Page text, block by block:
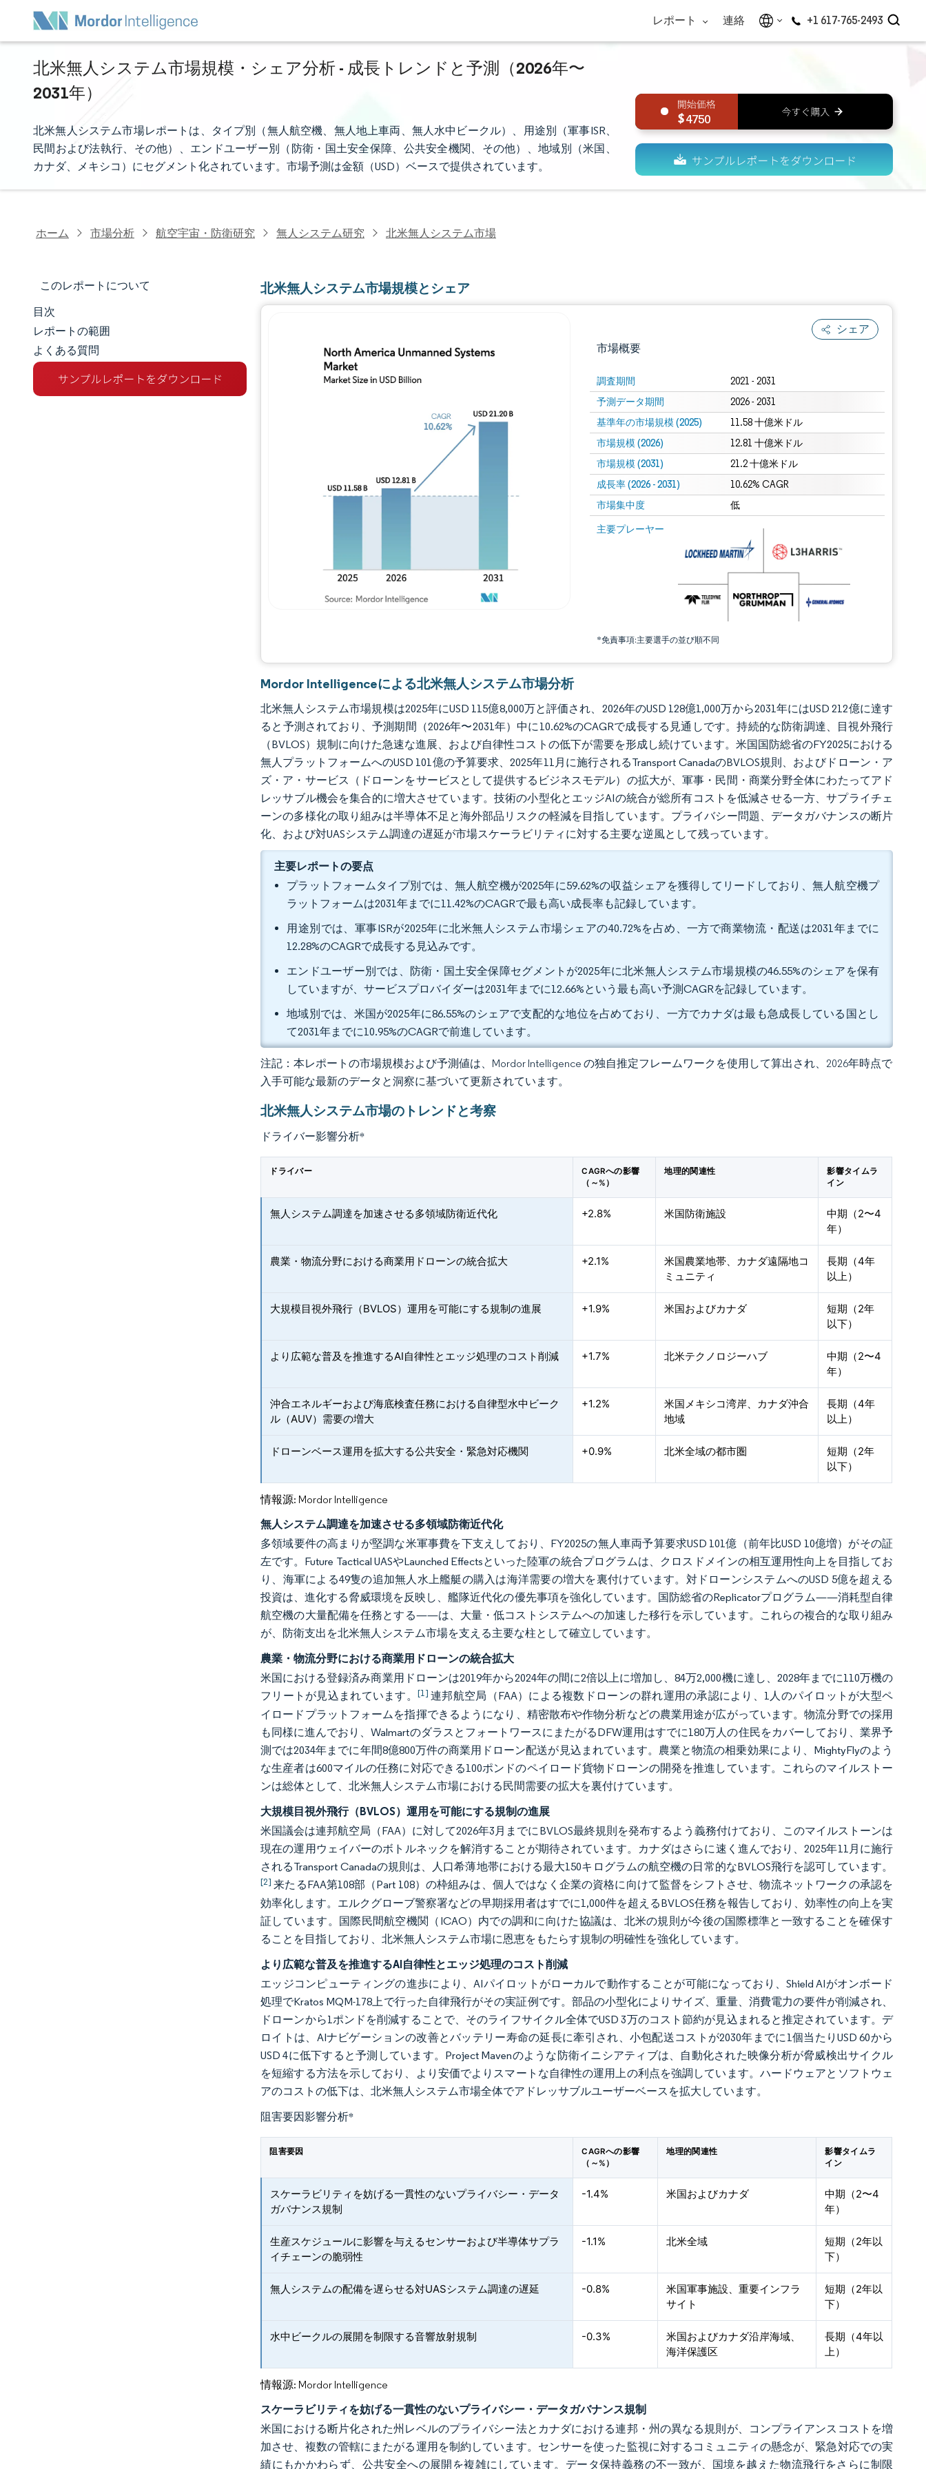
レポート 連絡 +1 617-765-2493
北米無人システム市場規模・シェア分析 - 成長トレンドと予測（2026年〜
2031年）
北米無人システム市場レポートは、タイプ別（無人航空機、無人地上車両、無人水中ビークル）、用途別（軍事ISR、
民間および法執行、その他）、エンドユーザー別（防衛・国土安全保障、公共安全機関、その他）、地域別（米国、
カナダ、メキシコ）にセグメント化されています。市場予測は金額（USD）ベースで提供されています。
4750
ホーム 市場分析 航空宇宙・防衛研究 無人システム研究 北米無人システム市場
このレポートについて
市場規模とシェア
市場分析
トレンドとインサイト
目次
レポートの範囲
よくある質問
北米無人システム市場規模とシェア
シェア
市場概要
調査期間 2021 - 2031
予測データ期間 2026 - 2031
基準年の市場規模 (2025) 11.58 十億米ドル
市場規模 (2026) 12.81 十億米ドル
市場規模 (2031) 21.2 十億米ドル
成長率 (2026 - 2031) 10.62% CAGR
市場集中度 低
主要プレーヤー
*免責事項:主要選手の並び順不同
画像 © Mordor Intelligence。再利用にはCC BY 4.0の表示が必要です。
画像 © Mordor Intelligence。再利用にはCC BY 4.0の表示が必要です。
Mordor Intelligenceによる北米無人システム市場分析
北米無人システム市場規模は2025年にUSD 115億8,000万と評価され、2026年のUSD 128億1,000万から2031年にはUSD 212億に達す
ると予測されており、予測期間（2026年〜2031年）中に10.62%のCAGRで成長する見通しです。持続的な防衛調達、目視外飛行
（BVLOS）規制に向けた急速な進展、および自律性コストの低下が需要を形成し続けています。米国国防総省のFY2025における
無人プラットフォームへのUSD 101億の予算要求、2025年11月に施行されるTransport CanadaのBVLOS規則、およびドローン・ア
ズ・ア・サービス（ドローンをサービスとして提供するビジネスモデル）の拡大が、軍事・民間・商業分野全体にわたってアド
レッサブル機会を集合的に増大させています。技術の小型化とエッジAIの統合が総所有コストを低減させる一方、サプライチェ
ーンの多様化の取り組みは半導体不足と海外部品リスクの軽減を目指しています。プライバシー問題、データガバナンスの断片
化、および対UASシステム調達の遅延が市場スケーラビリティに対する主要な逆風として残っています。
主要レポートの要点
プラットフォームタイプ別では、無人航空機が2025年に59.62%の収益シェアを獲得してリードしており、無人航空機プ
ラットフォームは2031年までに11.42%のCAGRで最も高い成長率も記録しています。
用途別では、軍事ISRが2025年に北米無人システム市場シェアの40.72%を占め、一方で商業物流・配送は2031年までに
12.28%のCAGRで成長する見込みです。
エンドユーザー別では、防衛・国土安全保障セグメントが2025年に北米無人システム市場規模の46.55%のシェアを保有
していますが、サービスプロバイダーは2031年までに12.66%という最も高い予測CAGRを記録しています。
地域別では、米国が2025年に86.55%のシェアで支配的な地位を占めており、一方でカナダは最も急成長している国とし
て2031年までに10.95%のCAGRで前進しています。
注記：本レポートの市場規模および予測値は、Mordor Intelligence の独自推定フレームワークを使用して算出され、2026年時点で
入手可能な最新のデータと洞察に基づいて更新されています。
北米無人システム市場のトレンドと考察
ドライバー影響分析*
ドライバー
CAGRへの影響
（～%）
地理的関連性
影響タイムラ
イン
無人システム調達を加速させる多領域防衛近代化 +2.8% 米国防衛施設
中期（2〜4
年）
農業・物流分野における商業用ドローンの統合拡大 +2.1%
米国農業地帯、カナダ遠隔地コ
ミュニティ
長期（4年
以上）
大規模目視外飛行（BVLOS）運用を可能にする規制の進展 +1.9% 米国およびカナダ
短期（2年
以下）
より広範な普及を推進するAI自律性とエッジ処理のコスト削減 +1.7% 北米テクノロジーハブ
中期（2〜4
年）
沖合エネルギーおよび海底検査任務における自律型水中ビーク
ル（AUV）需要の増大
+1.2%
米国メキシコ湾岸、カナダ沖合
地域
長期（4年
以上）
ドローンベース運用を拡大する公共安全・緊急対応機関 +0.9% 北米全域の都市圏
短期（2年
以下）
情報源: Mordor Intelligence
無人システム調達を加速させる多領域防衛近代化
多領域要件の高まりが堅調な米軍事費を下支えしており、FY2025の無人車両予算要求USD 101億（前年比USD 10億増）がその証
左です。Future Tactical UASやLaunched Effectsといった陸軍の統合プログラムは、クロスドメインの相互運用性向上を目指してお
り、海軍による49隻の追加無人水上艦艇の購入は海洋需要の増大を裏付けています。対ドローンシステムへのUSD 5億を超える
投資は、進化する脅威環境を反映し、艦隊近代化の優先事項を強化しています。国防総省のReplicatorプログラム——消耗型自律
航空機の大量配備を任務とする——は、大量・低コストシステムへの加速した移行を示しています。これらの複合的な取り組み
が、防衛支出を北米無人システム市場を支える主要な柱として確立しています。
農業・物流分野における商業用ドローンの統合拡大
米国における登録済み商業用ドローンは2019年から2024年の間に2倍以上に増加し、84万2,000機に達し、2028年までに110万機の
フリートが見込まれています。 [1] 連邦航空局（FAA）による複数ドローンの群れ運用の承認により、1人のパイロットが大型ペ
イロードプラットフォームを指揮できるようになり、精密散布や作物分析などの農業用途が広がっています。物流分野での採用
も同様に進んでおり、WalmartのダラスとフォートワースにまたがるDFW運用はすでに180万人の住民をカバーしており、業界予
測では2034年までに年間8億800万件の商業用ドローン配送が見込まれています。農業と物流の相乗効果により、MightyFlyのよう
な生産者は600マイルの任務に対応できる100ポンドのペイロード貨物ドローンの開発を推進しています。これらのマイルストー
ンは総体として、北米無人システム市場における民間需要の拡大を裏付けています。
大規模目視外飛行（BVLOS）運用を可能にする規制の進展
米国議会は連邦航空局（FAA）に対して2026年3月までにBVLOS最終規則を発布するよう義務付けており、このマイルストーンは
現在の運用ウェイバーのボトルネックを解消することが期待されています。カナダはさらに速く進んでおり、2025年11月に施行
されるTransport Canadaの規則は、人口希薄地帯における最大150キログラムの航空機の日常的なBVLOS飛行を認可しています。
[2] 来たるFAA第108部（Part 108）の枠組みは、個人ではなく企業の資格に向けて監督をシフトさせ、物流ネットワークの承認を
効率化します。エルクグローブ警察署などの早期採用者はすでに1,000件を超えるBVLOS任務を報告しており、効率性の向上を実
証しています。国際民間航空機関（ICAO）内での調和に向けた協議は、北米の規則が今後の国際標準と一致することを確保す
ることを目指しており、北米無人システム市場に恩恵をもたらす規制の明確性を強化しています。
より広範な普及を推進するAI自律性とエッジ処理のコスト削減
エッジコンピューティングの進歩により、AIパイロットがローカルで動作することが可能になっており、Shield AIがオンボード
処理でKratos MQM-178上で行った自律飛行がその実証例です。部品の小型化によりサイズ、重量、消費電力の要件が削減され、
ドローンから1ポンドを削減することで、そのライフサイクル全体でUSD 3万のコスト節約が見込まれると推定されています。デ
ロイトは、AIナビゲーションの改善とバッテリー寿命の延長に牽引され、小包配送コストが2030年までに1個当たりUSD 60から
USD 4に低下すると予測しています。Project Mavenのような防衛イニシアティブは、自動化された映像分析が脅威検出サイクル
を短縮する方法を示しており、より安価でよりスマートな自律性の運用上の利点を強調しています。ハードウェアとソフトウェ
アのコストの低下は、北米無人システム市場全体でアドレッサブルユーザーベースを拡大しています。
阻害要因影響分析*
阻害要因
CAGRへの影響
（～%）
地理的関連性
影響タイムラ
イン
スケーラビリティを妨げる一貫性のないプライバシー・データ
ガバナンス規制
-1.4% 米国およびカナダ
中期（2〜4
年）
生産スケジュールに影響を与えるセンサーおよび半導体サプラ
イチェーンの脆弱性
-1.1% 北米全域
短期（2年以
下）
無人システムの配備を遅らせる対UASシステム調達の遅延 -0.8%
米国軍事施設、重要インフラ
サイト
短期（2年以
下）
水中ビークルの展開を制限する音響放射規制 -0.3%
米国およびカナダ沿岸海域、
海洋保護区
長期（4年以
上）
情報源: Mordor Intelligence
スケーラビリティを妨げる一貫性のないプライバシー・データガバナンス規制
米国における断片化された州レベルのプライバシー法とカナダにおける連邦・州の異なる規則が、コンプライアンスコストを増
加させ、複数の管轄にまたがる運用を制約しています。センサーを使った監視に対するコミュニティの懸念が、緊急対応での実
績にもかかわらず、公共安全への展開を複雑にしています。データ保持義務の不一致が、国境を越えた物流飛行をさらに制限